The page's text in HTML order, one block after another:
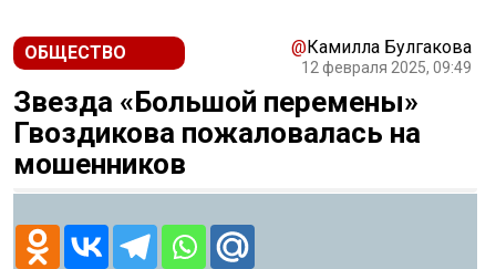
ОБЩЕСТВО @Камилла Булгакова
12 февраля 2025, 09:49
Звезда «Большой перемены»
Гвоздикова пожаловалась на
мошенников